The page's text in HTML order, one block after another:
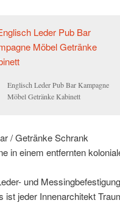
Englisch Leder Pub Bar Kampagne
Möbel Getränke Kabinett
/ Getränke Schrank
in einem entfernten
und
ist jeder Innenarchitekt